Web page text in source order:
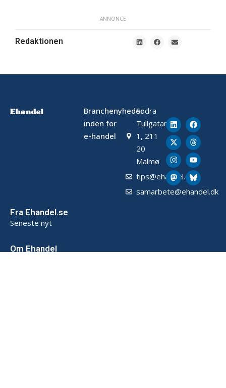
ANNONCE
Redaktionen
Branchenyheder
inden for
e-handel
Södra
Tullgatan
1, 211
20
Malmø
tips@ehandel.dk
samarbete@ehandel.dk
Fra Ehandel.se
Seneste nyt
Om Ehandel